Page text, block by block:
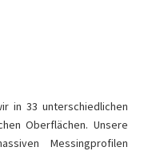
in 33 unterschiedlichen
Oberflächen. Unsere
Messingprofilen